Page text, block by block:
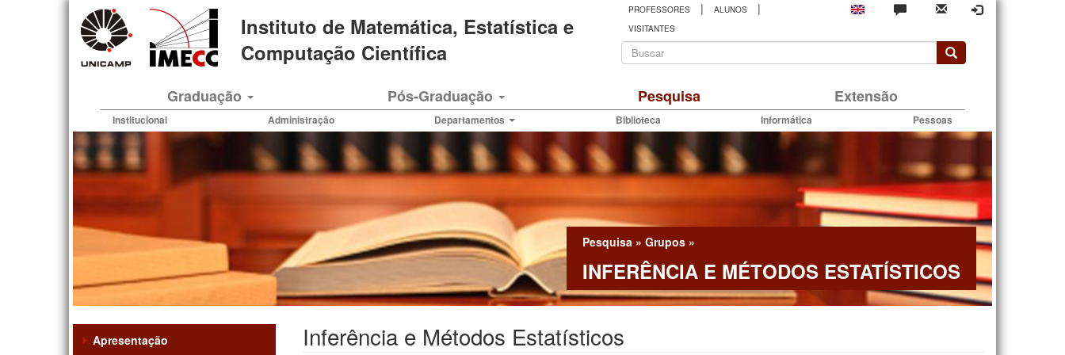
Instituto de Matemática, Estatística e
Computação Científica
PROFESSORES | ALUNOS |
VISITANTES
Formulário
busca
Graduação Pós-Graduação Pesquisa Extensão
Institucional Administração Departamentos Biblioteca Informática Pessoas
Pesquisa » Grupos »
INFERÊNCIA E MÉTODOS ESTATÍSTICOS
Apresentação Inferência e Métodos Estatísticos